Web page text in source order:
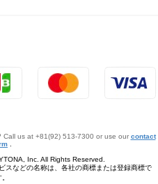
us at +81(92) 513-7300 or use our contact
Inc. All Rights Reserved.
スなどの名称は、各社の商標または登録商標で